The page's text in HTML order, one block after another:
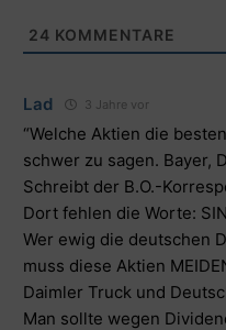
24 KOMMENTARE
Lad 3 Jahre vor
“Welche Aktien die
schwer zu sagen. Bayer,
Schreibt der B.O.-
Dort fehlen die Worte:
Wer ewig die deutschen
muss diese Aktien
Daimler Truck und
Man sollte wegen